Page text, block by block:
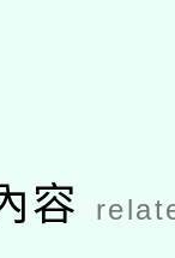
容